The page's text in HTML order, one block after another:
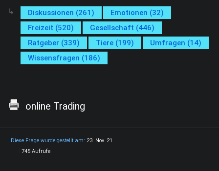
Diskussionen (261)
Emotionen (32)
Freizeit (520)
Gesellschaft (446)
Ratgeber (339)
Tiere (199)
Umfragen (14)
Wissensfragen (186)
online Trading
Diese Frage wurde gestellt am: 23. Nov. 21
745 Aufrufe